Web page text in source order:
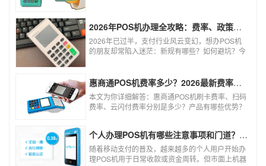
风险。以下结合权威信息分析原因及应对建议：2026年POS机办理全攻略：费率、政策、避坑一篇讲清
2026年已过半，支付行业风云变幻，想办POS机
的朋友却常陷入迷茫：新规有哪些？如何避坑？今
使用！
惠商通POS机费率多少？2026最新费率标准及办理全攻略
本文为你详细解答：惠商通POS机刷卡费率、扫码
费率、云闪付费率分别是多少？产品有哪些优势？
个人办理POS机有哪些注意事项和门道？（2026最新避坑指南）
随着移动支付的普及，越来越多的个人用户开始办
理POS机用于日常收款或资金周转。但市面上机器